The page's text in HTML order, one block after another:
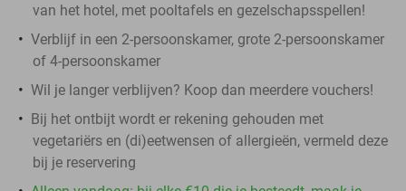
van het hotel, met pooltafels en gezelschapsspellen!
Verblijf in een 2-persoonskamer, grote 2-persoonskamer
of 4-persoonskamer
Wil je langer verblijven? Koop dan meerdere vouchers!
Bij het ontbijt wordt er rekening gehouden met
vegetariërs en (di)eetwensen of allergieën, vermeld deze
bij je reservering